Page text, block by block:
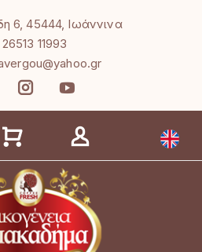
6, 45444, Ιωάννινα
26513 11993